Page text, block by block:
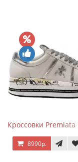
Кроссовки Premiata
8990р.